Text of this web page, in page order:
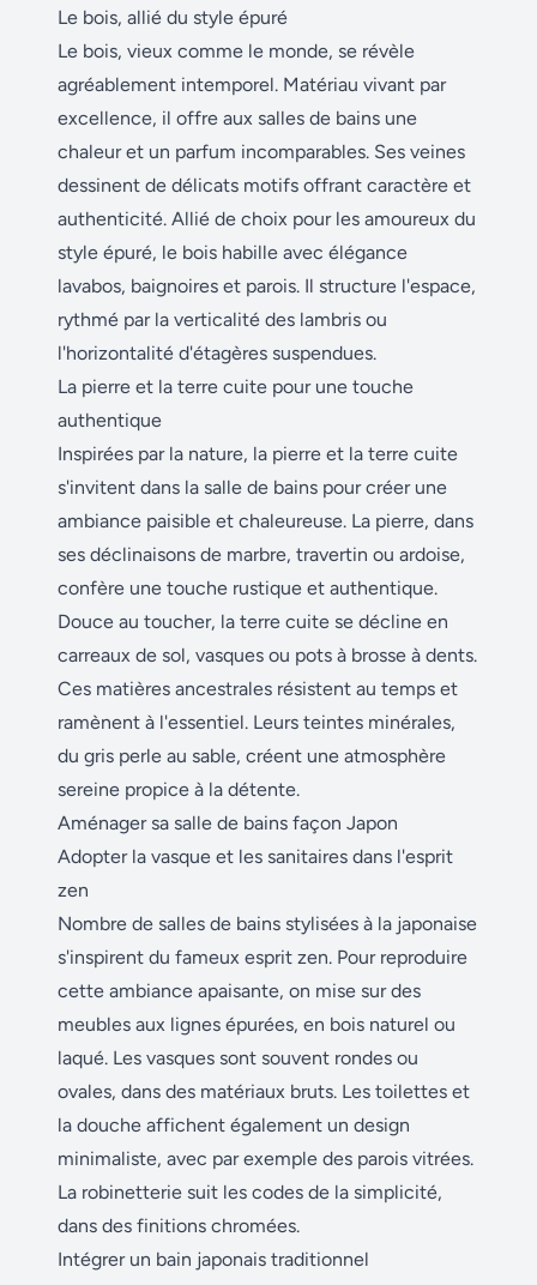
Le bois, allié du style épuré
Le bois, vieux comme le monde, se révèle
agréablement intemporel. Matériau vivant par
excellence, il offre aux salles de bains une
chaleur et un parfum incomparables. Ses veines
dessinent de délicats motifs offrant caractère et
authenticité. Allié de choix pour les amoureux du
style épuré, le bois habille avec élégance
lavabos, baignoires et parois. Il structure l'espace,
rythmé par la verticalité des lambris ou
l'horizontalité d'étagères suspendues.
La pierre et la terre cuite pour une touche
authentique
Inspirées par la nature, la pierre et la terre cuite
s'invitent dans la salle de bains pour créer une
ambiance paisible et chaleureuse. La pierre, dans
ses déclinaisons de marbre, travertin ou ardoise,
confère une touche rustique et authentique.
Douce au toucher, la terre cuite se décline en
carreaux de sol, vasques ou pots à brosse à dents.
Ces matières ancestrales résistent au temps et
ramènent à l'essentiel. Leurs teintes minérales,
du gris perle au sable, créent une atmosphère
sereine propice à la détente.
Aménager sa salle de bains façon Japon
Adopter la vasque et les sanitaires dans l'esprit
zen
Nombre de salles de bains stylisées à la japonaise
s'inspirent du fameux esprit zen. Pour reproduire
cette ambiance apaisante, on mise sur des
meubles aux lignes épurées, en bois naturel ou
laqué. Les vasques sont souvent rondes ou
ovales, dans des matériaux bruts. Les toilettes et
la douche affichent également un design
minimaliste, avec par exemple des parois vitrées.
La robinetterie suit les codes de la simplicité,
dans des finitions chromées.
Intégrer un bain japonais traditionnel